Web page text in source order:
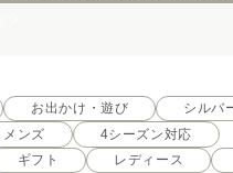
お出かけ・遊び
シルバ
メンズ
4シーズン対応
ギフト レディース